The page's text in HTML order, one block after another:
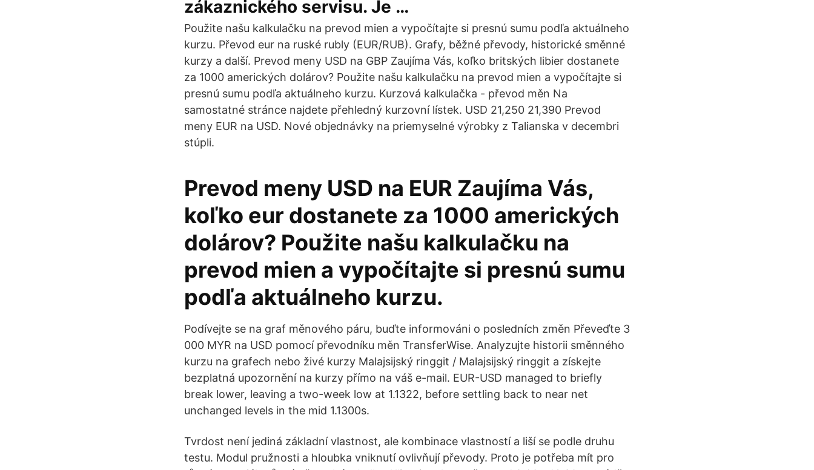
zákaznického servisu. Je …
Použite našu kalkulačku na prevod mien a vypočítajte si presnú sumu podľa aktuálneho
kurzu. Převod eur na ruské rubly (EUR/RUB). Grafy, běžné převody, historické směnné
kurzy a další. Prevod meny USD na GBP Zaujíma Vás, koľko britských libier dostanete
za 1000 amerických dolárov? Použite našu kalkulačku na prevod mien a vypočítajte si
presnú sumu podľa aktuálneho kurzu. Kurzová kalkulačka - převod měn Na
samostatné stránce najdete přehledný kurzovní lístek. USD 21,250 21,390 Prevod
meny EUR na USD. Nové objednávky na priemyselné výrobky z Talianska v decembri
stúpli.
Prevod meny USD na EUR Zaujíma Vás,
koľko eur dostanete za 1000 amerických
dolárov? Použite našu kalkulačku na
prevod mien a vypočítajte si presnú sumu
podľa aktuálneho kurzu.
Podívejte se na graf měnového páru, buďte informováni o posledních změn Převeďte 3
000 MYR na USD pomocí převodníku měn TransferWise. Analyzujte historii směnného
kurzu na grafech nebo živé kurzy Malajsijský ringgit / Malajsijský ringgit a získejte
bezplatná upozornění na kurzy přímo na váš e-mail. EUR-USD managed to briefly
break lower, leaving a two-week low at 1.1322, before settling back to near net
unchanged levels in the mid 1.1300s.
Tvrdost není jediná základní vlastnost, ale kombinace vlastností a liší se podle druhu
testu. Modul pružnosti a hloubka vniknutí ovlivňují převody. Proto je potřeba mít pro